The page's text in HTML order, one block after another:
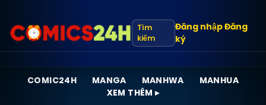
Tìm
kiếm
Đăng nhậpĐăng
ký
COMIC24H MANGA MANHWA
MANHUA
XEM THÊM ▸